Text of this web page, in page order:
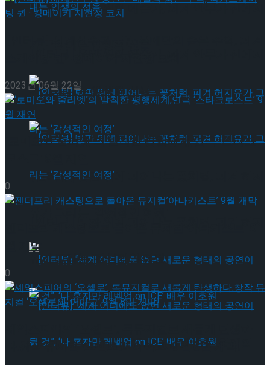
[인터뷰] 은반 위의 예술가, 피겨 안무가 신예지
[인터뷰] 빙판 위에 피어나는 꽃처럼, 피겨 허지
[인터뷰] “세계 어디에도 없던 새로운 형태의
가 그려내는 인생의 선율
유가 그리는 ‘감성적인 여정’
2023년 06월 22일
‘로미오와 줄리엣’의 발칙한 평행세계,연극 ‘스타크
0
월 개막
0
다.창작 뮤지컬 ‘오셀로와 이아고’ 9월 8일 개막!